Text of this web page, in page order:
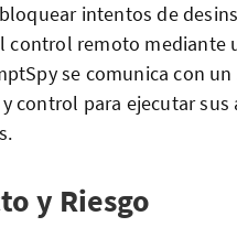
intentos de
control remoto mediante
se comunica con
control para ejecutar sus
y Riesgo